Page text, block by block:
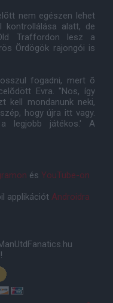
nem egészen lehet
kontrollálása alatt, de
Traffordon lesz a
Ördögök rajongói is
fogadni, mert õ
Evra. "Nos, így
kell mondanunk neki,
hogy újra itt vagy.
legjobb játékos.' A
és YouTube-on
applikációt Androidra